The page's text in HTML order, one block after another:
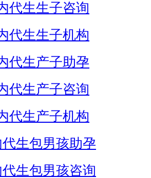
代生生子咨询
代生生子机构
代生产子助孕
代生产子咨询
代生产子机构
代生包男孩助孕
代生包男孩咨询